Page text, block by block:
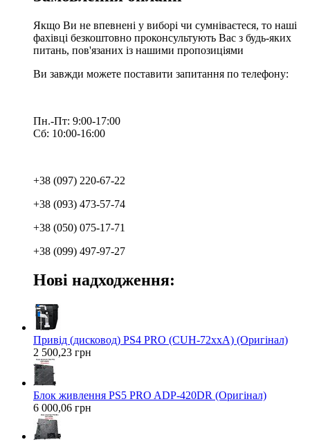
Якщо Ви не впевнені у виборі чи сумніваєтеся, то наші
фахівці безкоштовно проконсультують Вас з будь-яких
питань, пов'язаних із нашими пропозиціями
Ви завжди можете поставити запитання по телефону:
Пн.-Пт: 9:00-17:00
Сб: 10:00-16:00
+38 (097) 220-67-22
+38 (093) 473-57-74
+38 (050) 075-17-71
+38 (099) 497-97-27
Нові надходження:
Привід (дисковод) PS4 PRO (CUH-72xxA) (Оригінал)
2 500,23 грн
Блок живлення PS5 PRO ADP-420DR (Оригінал)
6 000,06 грн